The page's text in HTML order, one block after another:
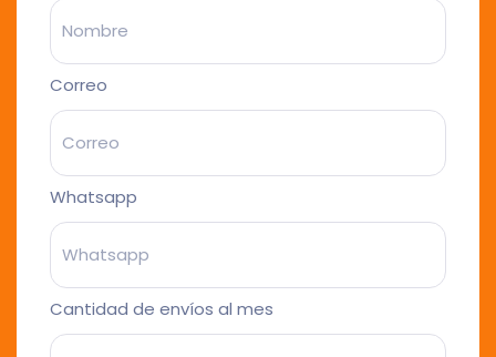
Correo
Whatsapp
Cantidad de envíos al mes